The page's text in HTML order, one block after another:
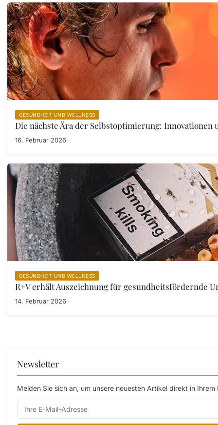
GESUNDHEIT UND WELLNESS
Die nächste Ära der Selbstoptimierung:
16. Februar 2026
GESUNDHEIT UND WELLNESS
R+V erhält Auszeichnung für gesundheitsfördernde
14. Februar 2026
Newsletter
Melden Sie sich an, um unsere neuesten Artikel direkt in